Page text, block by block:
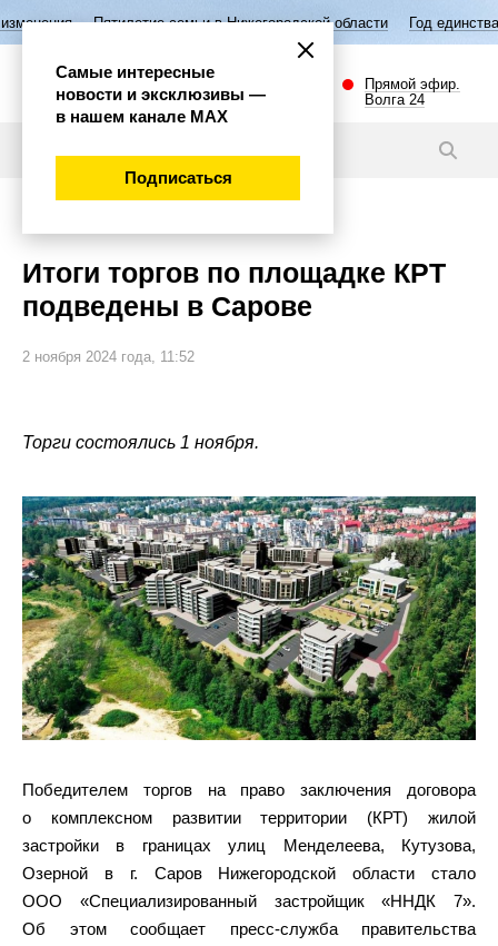
семьи в Нижегородской области Год единства народов России
Прямой эфир.
Волга 24
Итоги торгов по площадке КРТ
подведены в Сарове
2 ноября 2024 года, 11:52
Торги состоялись 1 ноября.
Победителем торгов на право заключения договора
о комплексном развитии территории (КРТ) жилой
застройки в границах улиц Менделеева, Кутузова,
Озерной в г. Саров Нижегородской области стало
ООО «Специализированный застройщик «ННДК 7».
Об этом сообщает пресс-служба правительства
Самые интересные
новости и эксклюзивы —
в нашем канале МАХ
Подписаться